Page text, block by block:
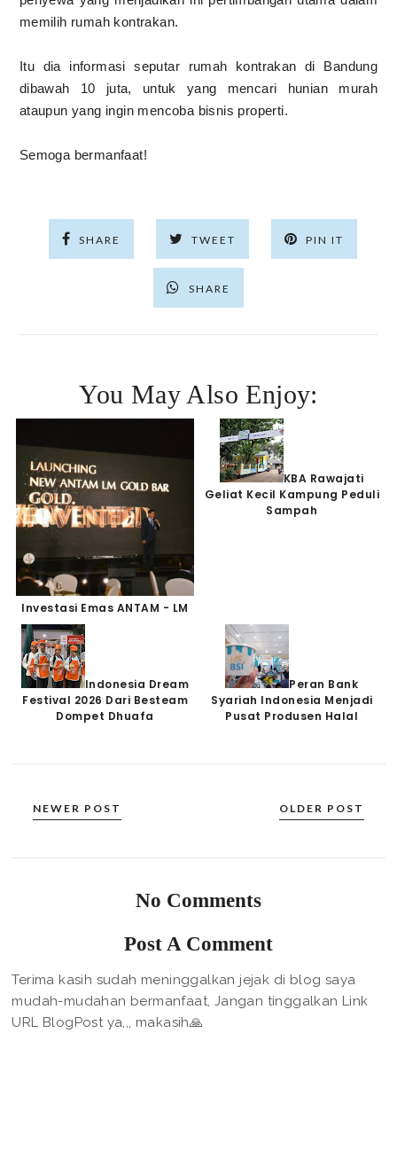
memilih rumah kontrakan.
Itu dia informasi seputar rumah kontrakan di Bandung
dibawah 10 juta, untuk yang mencari hunian murah
ataupun yang ingin mencoba bisnis properti.
Semoga bermanfaat!
SHARE TWEET PIN IT
SHARE
You May Also Enjoy:
Investasi Emas ANTAM - LM
KBA Rawajati
Geliat Kecil Kampung Peduli
Sampah
Indonesia Dream
Festival 2026 Dari Besteam
Dompet Dhuafa
Peran Bank
Syariah Indonesia Menjadi
Pusat Produsen Halal
NEWER POST OLDER POST
No Comments
Post A Comment
Terima kasih sudah meninggalkan jejak di blog saya
mudah-mudahan bermanfaat, Jangan tinggalkan Link
URL BlogPost ya,,, makasih🙏